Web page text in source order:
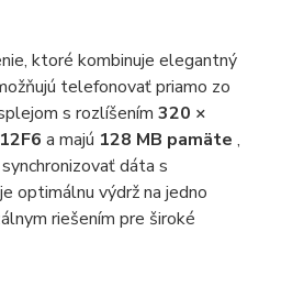
ktoré kombinuje elegantný
telefonovať priamo zo
s rozlíšením 320 ×
a majú 128 MB pamäte ,
dáta s
optimálnu výdrž na jedno
riešením pre široké